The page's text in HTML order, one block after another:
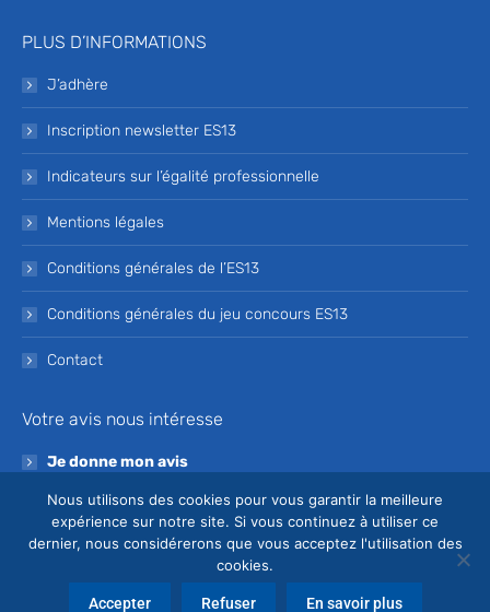
PLUS D’INFORMATIONS
J’adhère
Inscription newsletter ES13
Indicateurs sur l’égalité professionnelle
Mentions légales
Conditions générales de l’ES13
Conditions générales du jeu concours ES13
Contact
Votre avis nous intéresse
Je donne mon avis
Devenez bénévole de l’ES13
Je souhaite devenir bénévole à l’ES13
Nous utilisons des cookies pour vous garantir la meilleure
expérience sur notre site. Si vous continuez à utiliser ce
dernier, nous considérerons que vous acceptez l'utilisation des
cookies.
Accepter Refuser En savoir plus